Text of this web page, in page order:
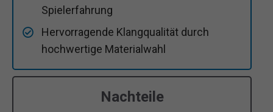
Spielerfahrung
Hervorragende Klangqualität durch
hochwertige Materialwahl
Nachteile